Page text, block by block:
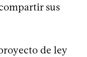
sus
de ley